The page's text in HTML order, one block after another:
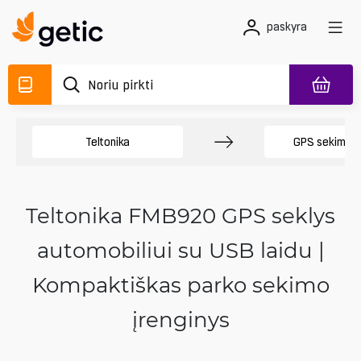
paskyra
Teltonika GPS sekimo
Teltonika FMB920 GPS seklys
automobiliui su USB laidu |
Kompaktiškas parko sekimo
įrenginys